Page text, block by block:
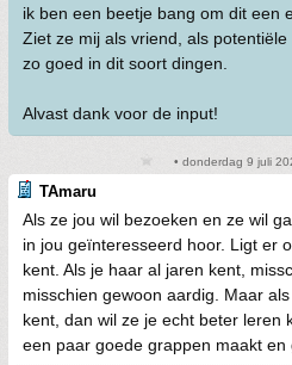
ik ben een beetje bang om dit een
Ziet ze mij als vriend, als
zo goed in dit soort dingen.
Alvast dank voor de input!
• donderdag 9 juli
TAmaru
Als ze jou wil bezoeken en ze wil
in jou geïnteresseerd hoor. Ligt er
kent. Als je haar al jaren kent,
misschien gewoon aardig. Maar
kent, dan wil ze je echt beter leren
een paar goede grappen maakt en